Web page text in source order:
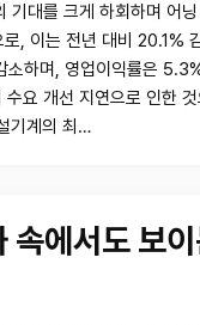
기대를 크게 하회하며 어
, 이는 전년 대비 20.1%
소하며, 영업이익률은
수요 개선 지연으로 인한
기계의 최…
에서도 보